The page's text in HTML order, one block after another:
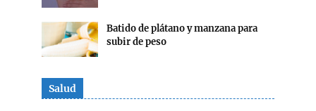
Batido de plátano y manzana para
subir de peso
Salud